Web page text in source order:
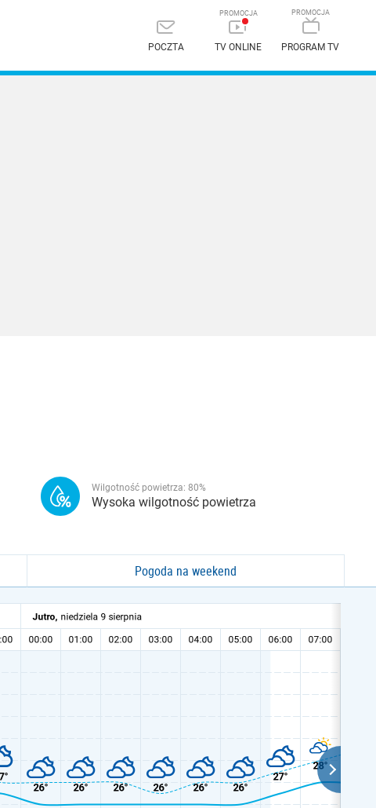
POCZTA TV ONLINE PROGRAM TV
Wilgotność powietrza: 80%
Wysoka wilgotność powietrza
Pogoda na weekend